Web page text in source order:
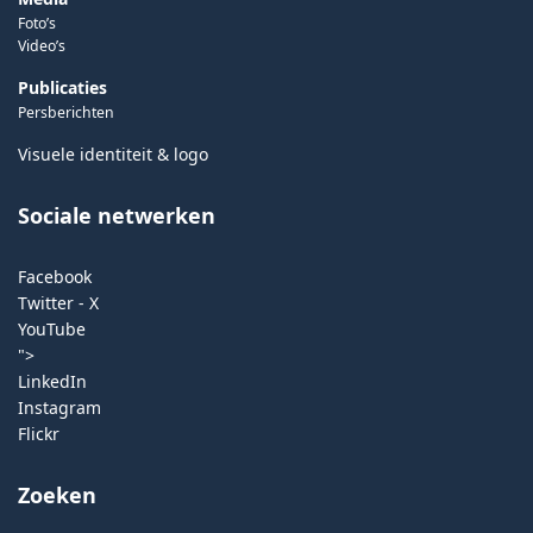
Foto’s
Video’s
Publicaties
Persberichten
Visuele identiteit & logo
Sociale netwerken
Facebook
Twitter - X
YouTube
">
LinkedIn
Instagram
Flickr
Zoeken